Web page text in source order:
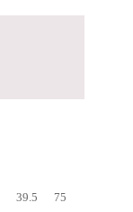
39.5 75